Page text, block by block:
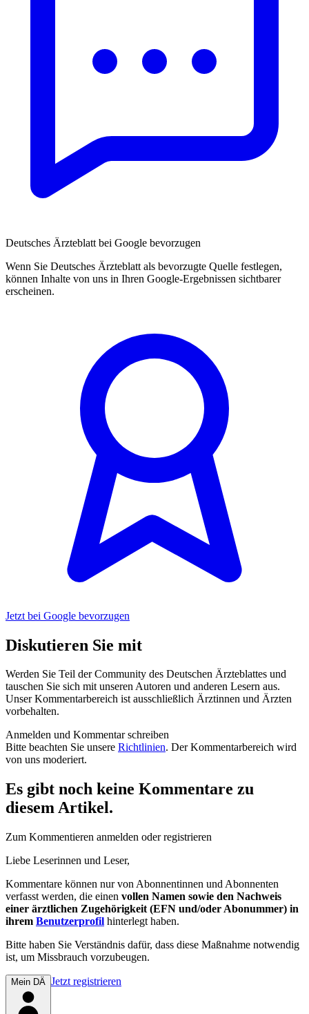
Deutsches Ärzteblatt bei Google bevorzugen
Wenn Sie Deutsches Ärzteblatt als bevorzugte Quelle festlegen,
können Inhalte von uns in Ihren Google-Ergebnissen sichtbarer
erscheinen.
Jetzt bei Google bevorzugen
Diskutieren Sie mit
Werden Sie Teil der Community des Deutschen Ärzteblattes und
tauschen Sie sich mit unseren Autoren und anderen Lesern aus.
Unser Kommentarbereich ist ausschließlich Ärztinnen und Ärzten
vorbehalten.
Anmelden und Kommentar schreiben
Bitte beachten Sie unsere Richtlinien. Der Kommentarbereich wird
von uns moderiert.
Es gibt noch keine Kommentare zu
diesem Artikel.
Zum Kommentieren anmelden oder registrieren
Liebe Leserinnen und Leser,
Kommentare können nur von Abonnentinnen und Abonnenten
verfasst werden, die einen vollen Namen sowie den Nachweis
einer ärztlichen Zugehörigkeit (EFN und/oder Abonummer) in
ihrem Benutzerprofil hinterlegt haben.
Bitte haben Sie Verständnis dafür, dass diese Maßnahme notwendig
ist, um Missbrauch vorzubeugen.
Mein DÄ Jetzt registrieren